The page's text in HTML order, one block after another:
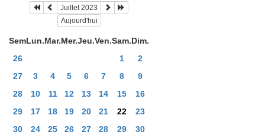
Juillet 2023
Aujourd'hui
SemLun.Mar.Mer.Jeu.Ven.Sam.Dim.
26
1
2
27
3 4 5 6 7 8
9
28
10 11 12 13 14 15
16
29
17 18 19 20 21 22
23
30
24 25 26 27 28 29
30